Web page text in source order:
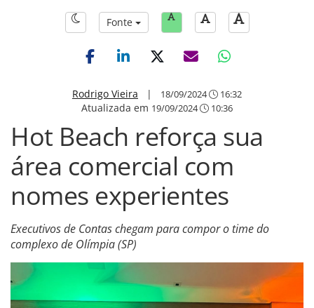
Fonte
Rodrigo Vieira | 18/09/2024 16:32
Atualizada em 19/09/2024 10:36
Hot Beach reforça sua
área comercial com
nomes experientes
Executivos de Contas chegam para compor o time do
complexo de Olímpia (SP)